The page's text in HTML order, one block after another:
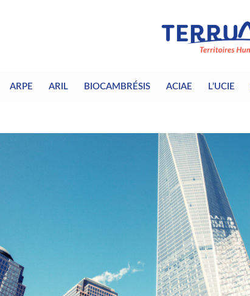
ARPE ARIL BIOCAMBRÉSIS ACIAE L’UCIE